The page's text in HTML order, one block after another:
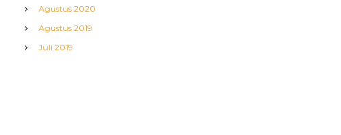
Agustus 2020
Agustus 2019
Juli 2019